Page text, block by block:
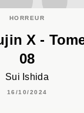
HORREUR
X -
08
Sui Ishida
16/10/2024